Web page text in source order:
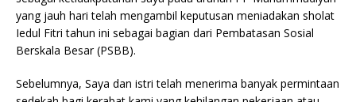
yang jauh hari telah mengambil keputusan meniadakan sholat
Iedul Fitri tahun ini sebagai bagian dari Pembatasan Sosial
Berskala Besar (PSBB).
Sebelumnya, Saya dan istri telah menerima banyak permintaan